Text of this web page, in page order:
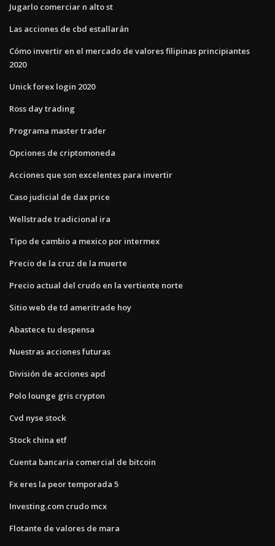
Jugarlo comerciar n alto st
Las acciones de cbd estallarán
Cómo invertir en el mercado de valores filipinas principiantes
2020
Unick forex login 2020
Ross day trading
Programa master trader
Opciones de criptomoneda
Acciones que son excelentes para invertir
Caso judicial de dax price
Wellstrade tradicional ira
Tipo de cambio a mexico por intermex
Precio de la cruz de la muerte
Precio actual del crudo en la vertiente norte
Sitio web de td ameritrade hoy
Abastece tu despensa
Nuestras acciones futuras
División de acciones apd
Polo lounge gris crypton
Cvd nyse stock
Stock china etf
Cuenta bancaria comercial de bitcoin
Fx eres la peor temporada 5
Investing.com crudo mcx
Flotante de valores de mara